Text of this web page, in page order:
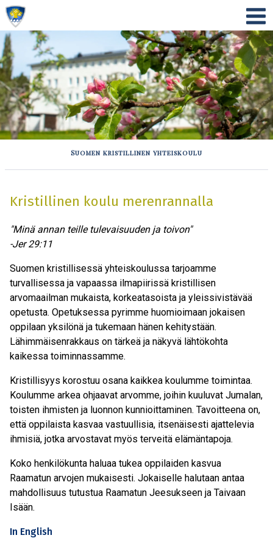
Suomen kristillinen yhteiskoulu
Kristillinen koulu merenrannalla
"Minä annan teille tulevaisuuden ja toivon"
-Jer 29:11
Suomen kristillisessä yhteiskoulussa tarjoamme
turvallisessa ja vapaassa ilmapiirissä kristillisen
arvomaailman mukaista, korkeatasoista ja yleissivistävää
opetusta. Opetuksessa pyrimme huomioimaan jokaisen
oppilaan yksilönä ja tukemaan hänen kehitystään.
Lähimmäisenrakkaus on tärkeä ja näkyvä lähtökohta
kaikessa toiminnassamme.
Kristillisyys korostuu osana kaikkea koulumme toimintaa.
Koulumme arkea ohjaavat arvomme, joihin kuuluvat Jumalan,
toisten ihmisten ja luonnon kunnioittaminen. Tavoitteena on,
että oppilaista kasvaa vastuullisia, itsenäisesti ajattelevia
ihmisiä, jotka arvostavat myös terveitä elämäntapoja.
Koko henkilökunta haluaa tukea oppilaiden kasvua
Raamatun arvojen mukaisesti. Jokaiselle halutaan antaa
mahdollisuus tutustua Raamatun Jeesukseen ja Taivaan
Isään.
In English